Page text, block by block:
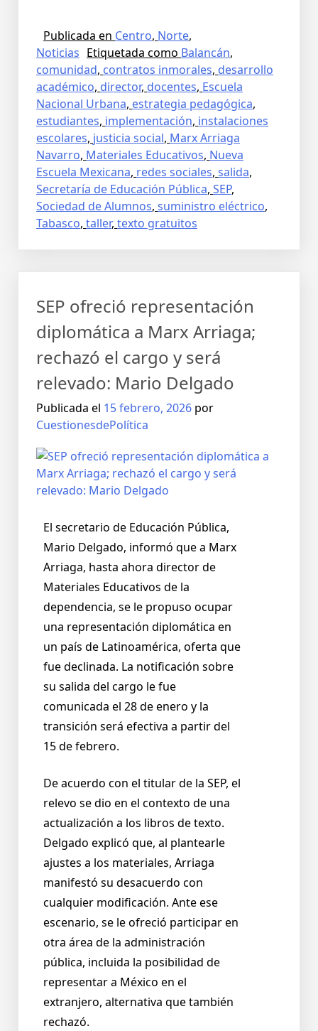
Publicada en Centro, Norte,
Noticias Etiquetada como Balancán,
comunidad, contratos inmorales, desarrollo
académico, director, docentes, Escuela
Nacional Urbana, estrategia pedagógica,
estudiantes, implementación, instalaciones
escolares, justicia social, Marx Arriaga
Navarro, Materiales Educativos, Nueva
Escuela Mexicana, redes sociales, salida,
Secretaría de Educación Pública, SEP,
Sociedad de Alumnos, suministro eléctrico,
Tabasco, taller, texto gratuitos
SEP ofreció representación
diplomática a Marx Arriaga;
rechazó el cargo y será
relevado: Mario Delgado
Publicada el 15 febrero, 2026 por
CuestionesdePolítica
El secretario de Educación Pública,
Mario Delgado, informó que a Marx
Arriaga, hasta ahora director de
Materiales Educativos de la
dependencia, se le propuso ocupar
una representación diplomática en
un país de Latinoamérica, oferta que
fue declinada. La notificación sobre
su salida del cargo le fue
comunicada el 28 de enero y la
transición será efectiva a partir del
15 de febrero.
De acuerdo con el titular de la SEP, el
relevo se dio en el contexto de una
actualización a los libros de texto.
Delgado explicó que, al plantearle
ajustes a los materiales, Arriaga
manifestó su desacuerdo con
cualquier modificación. Ante ese
escenario, se le ofreció participar en
otra área de la administración
pública, incluida la posibilidad de
representar a México en el
extranjero, alternativa que también
rechazó.